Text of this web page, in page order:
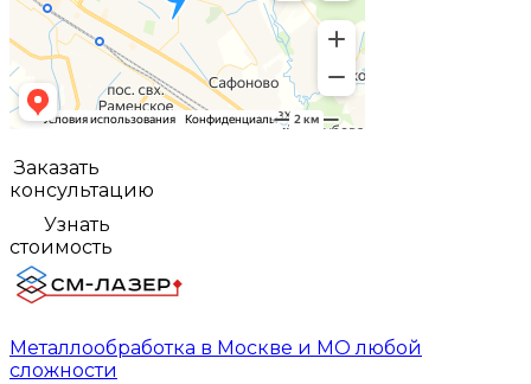
Заказать
консультацию
Узнать
стоимость
Металлообработка в Москве и МО любой
сложности